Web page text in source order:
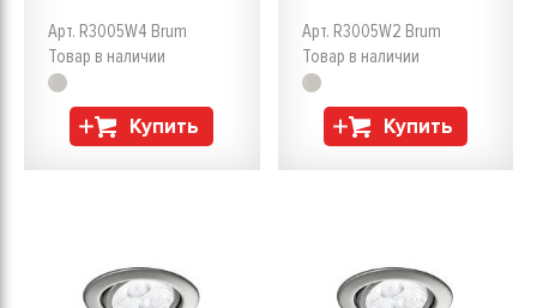
Арт. R3005W4 Brum
Товар в наличии
Купить
Арт. R3005W2 Brum
Товар в наличии
Купить